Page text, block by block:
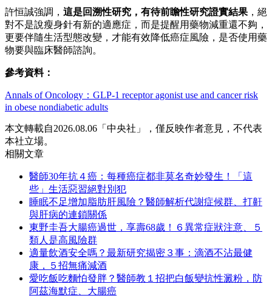
許恒誠強調， 這是回溯性研究，有待前瞻性研究證實結果 ，絕
對不是說瘦身針有新的適應症，而是提醒用藥物減重還不夠，
更要伴隨生活型態改變，才能有效降低癌症風險，是否使用藥
物要與臨床醫師諮詢。
參考資料：
Annals of Oncology：GLP-1 receptor agonist use and cancer risk
in obese nondiabetic adults
本文轉載自2026.08.06「中央社」，僅反映作者意見，不代表
本社立場。
相關文章
醫師30年抗４癌：每種癌症都非莫名奇妙發生！「這
些」生活惡習絕對別犯
睡眠不足增加脂肪肝風險？醫師解析代謝症候群、打鼾
與肝病的連鎖關係
東野圭吾大腸癌過世，享壽68歲！６異常症狀注意、５
類人是高風險群
適量飲酒安全嗎？最新研究揭密３事：滴酒不沾最健
康，５招無痛減酒
愛吃飯吃麵怕發胖？醫師教１招把白飯變抗性澱粉，防
阿茲海默症、大腸癌